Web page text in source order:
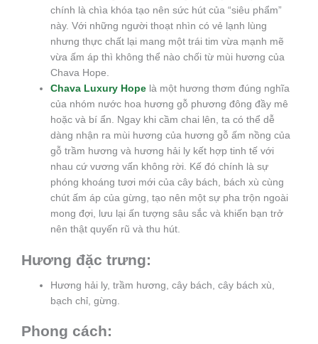
chính là chìa khóa tạo nên sức hút của “siêu phẩm”
này. Với những người thoạt nhìn có vẻ lạnh lùng
nhưng thực chất lại mang một trái tim vừa mạnh mẽ
vừa ấm áp thì không thể nào chối từ mùi hương của
Chava Hope.
Chava Luxury Hope là một hương thơm đúng nghĩa
của nhóm nước hoa hương gỗ phương đông đầy mê
hoặc và bí ẩn. Ngay khi cầm chai lên, ta có thể dễ
dàng nhận ra mùi hương của hương gỗ ấm nồng của
gỗ trầm hương và hương hải ly kết hợp tinh tế với
nhau cứ vương vấn không rời. Kế đó chính là sự
phóng khoáng tươi mới của cây bách, bách xù cùng
chút ấm áp của gừng, tạo nên một sự pha trộn ngoài
mong đợi, lưu lại ấn tượng sâu sắc và khiến bạn trở
nên thật quyến rũ và thu hút.
Hương đặc trưng:
Hương hải ly, trầm hương, cây bách, cây bách xù,
bạch chỉ, gừng.
Phong cách: